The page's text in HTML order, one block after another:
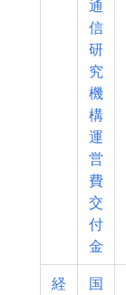
通
信
研
究
機
構
運
営
費
交
付
金
経
国